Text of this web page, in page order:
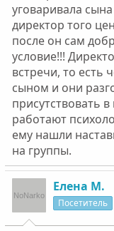
уговаривала
директор того
после он сам
условие!!!
встречи, то есть
сыном и они
присутствовать
работают
ему нашли
на группы.
Елена М.
Посетитель